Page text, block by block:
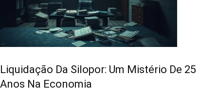
Liquidação Da Silopor: Um Mistério De 25
Anos Na Economia